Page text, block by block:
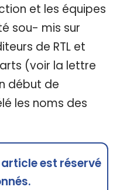
et les équipes
sou- mis sur
de RTL et
(voir la lettre
début de
les noms des
est réservé